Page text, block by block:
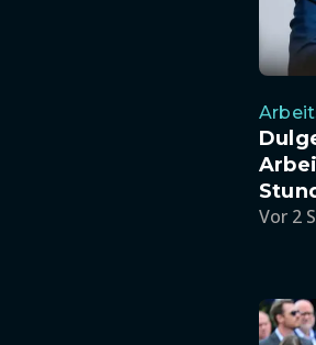
Vor 2